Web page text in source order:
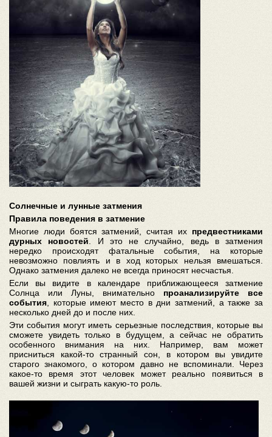
Солнечные и лунные затмения
Правила поведения в затмение
Многие люди боятся затмений, считая их предвестниками
дурных новостей . И это не случайно, ведь в затмения
нередко происходят фатальные события, на которые
невозможно повлиять и в ход которых нельзя вмешаться.
Однако затмения далеко не всегда приносят несчастья.
Если вы видите в календаре приближающееся затмение
Солнца или Луны, внимательно проанализируйте все
события , которые имеют место в дни затмений, а также за
несколько дней до и после них.
Эти события могут иметь серьезные последствия, которые вы
сможете увидеть только в будущем, а сейчас не обратить
особенного внимания на них. Например, вам может
присниться какой-то странный сон, в котором вы увидите
старого знакомого, о котором давно не вспоминали. Через
какое-то время этот человек может реально появиться в
вашей жизни и сыграть какую-то роль.